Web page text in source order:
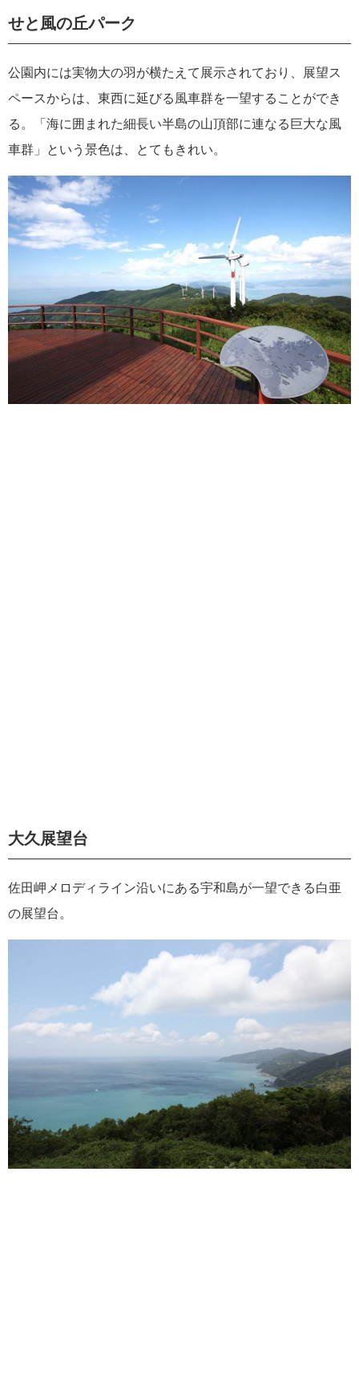
せと風の丘パーク
公園内には実物大の羽が横たえて展示されており、展望ス
ペースからは、東西に延びる風車群を一望することができ
る。「海に囲まれた細長い半島の山頂部に連なる巨大な風
車群」という景色は、とてもきれい。
大久展望台
佐田岬メロディライン沿いにある宇和島が一望できる白亜
の展望台。